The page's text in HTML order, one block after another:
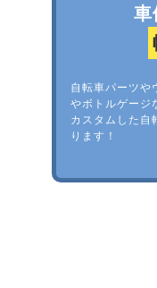
車
自転車パーツや
やボトルゲージ
カスタムした自
ります！